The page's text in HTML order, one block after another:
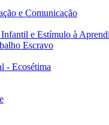
e Comunicação
e Estímulo à
Escravo
- Ecosétima